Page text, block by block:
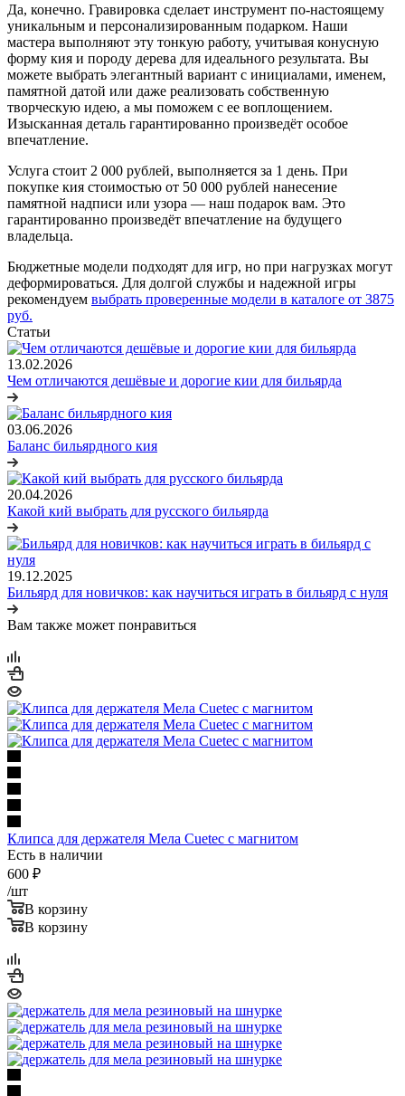
Да, конечно. Гравировка сделает инструмент по-настоящему
уникальным и персонализированным подарком. Наши
мастера выполняют эту тонкую работу, учитывая конусную
форму кия и породу дерева для идеального результата. Вы
можете выбрать элегантный вариант с инициалами, именем,
памятной датой или даже реализовать собственную
творческую идею, а мы поможем с ее воплощением.
Изысканная деталь гарантированно произведёт особое
впечатление.
Услуга стоит 2 000 рублей, выполняется за 1 день. При
покупке кия стоимостью от 50 000 рублей нанесение
памятной надписи или узора — наш подарок вам. Это
гарантированно произведёт впечатление на будущего
владельца.
Бюджетные модели подходят для игр, но при нагрузках могут
деформироваться. Для долгой службы и надежной игры
рекомендуем выбрать проверенные модели в каталоге от 3875
руб.
Статьи
13.02.2026
Чем отличаются дешёвые и дорогие кии для бильярда
03.06.2026
Баланс бильярдного кия
20.04.2026
Какой кий выбрать для русского бильярда
19.12.2025
Бильярд для новичков: как научиться играть в бильярд с нуля
Вам также может понравиться
Клипса для держателя Мела Cuetec с магнитом
Есть в наличии
600 ₽
/шт
В корзину
В корзину